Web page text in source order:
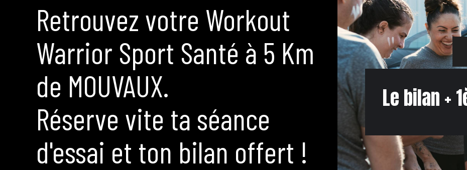
Retrouvez votre Workout
Warrior Sport Santé à 5 Km
de MOUVAUX.
Réserve vite ta séance
d'essai et ton bilan offert !
Le bilan +